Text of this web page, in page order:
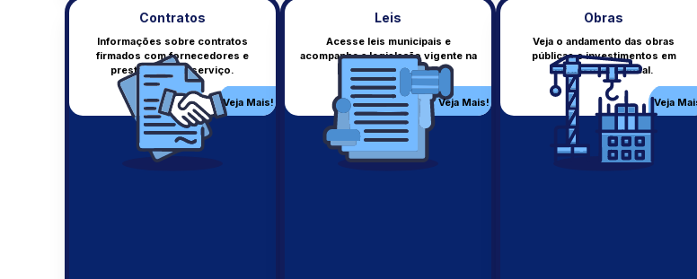
Contratos
Informações sobre contratos
firmados com fornecedores e
prestadores de serviço.
Veja Mais!
Leis
Acesse leis municipais e
acompanhe a legislação vigente na
cidade.
Veja Mais!
Obras
Veja o andamento das obras
públicas e investimentos em
infraestrutura local.
Veja
Recursos Humanos
Informações sobre servidores.
Veja Mais!
Pagamentos de diárias.
Veja Mais!